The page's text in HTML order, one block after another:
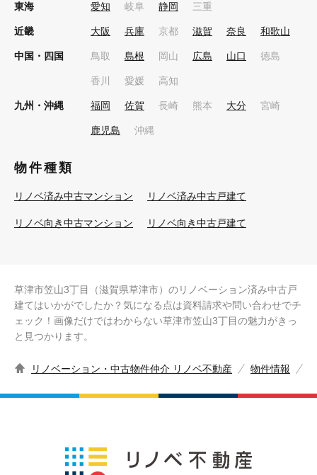
東海 愛知 岐阜 静岡 三重
近畿 大阪 兵庫 京都 滋賀 奈良 和歌山
中国・四国 鳥取 島根 岡山 広島 山口 徳島
香川 愛媛 高知
九州・沖縄 福岡 佐賀 長崎 熊本 大分 宮崎
鹿児島 沖縄
物件種類
リノベ済み中古マンション リノベ済み中古戸建て
リノベ向き中古マンション リノベ向き中古戸建て
草津市笠山3丁目（滋賀県草津市）のリノベーション済み中古戸
建てはいかがでしたか？気になる点は資料請求や問い合わせでチ
ェック！画像だけではわからない草津市笠山3丁目の魅力がきっ
と見つかります。
リノベーション・中古物件仲介 リノベ不動産 物件情報